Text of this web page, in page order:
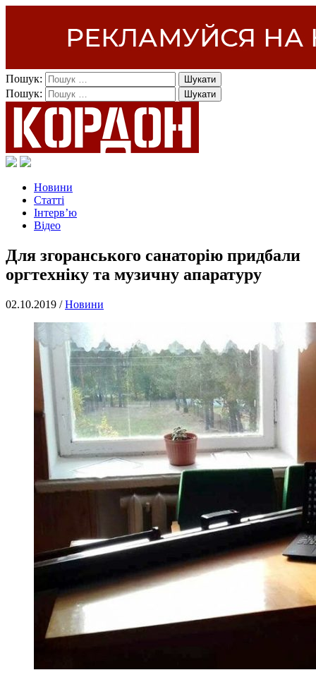
Пошук:
Пошук:
Новини
Статті
Інтерв’ю
Відео
Для згоранського санаторію придбали
оргтехніку та музичну апаратуру
02.10.2019 /Новини